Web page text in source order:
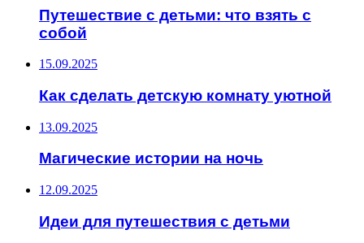
Путешествие с детьми: что взять с
собой
15.09.2025
Как сделать детскую комнату уютной
13.09.2025
Магические истории на ночь
12.09.2025
Идеи для путешествия с детьми